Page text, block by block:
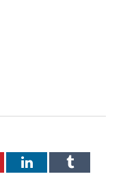
LinkedInTumblr